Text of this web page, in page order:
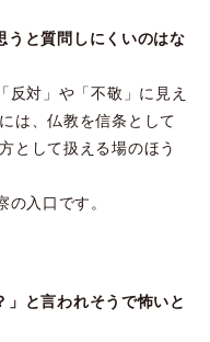
と質問しにくいのはな
反対」や「不敬」に見え
は、仏教を信条として
として扱える場のほう
入口です。
と言われそうで怖いと